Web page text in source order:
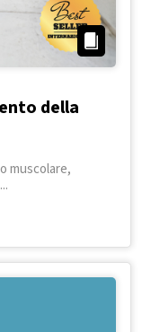
della
muscolare,